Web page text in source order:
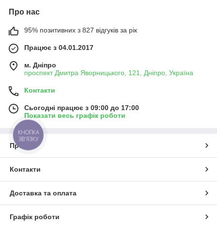
Про нас
95% позитивних з 827 відгуків за рік
Працює з 04.01.2017
м. Дніпро
проспект Дмитра Яворницького, 121, Дніпро, Україна
Контакти
Сьогодні працює з 09:00 до 17:00
Показати весь графік роботи
Про нас
Контакти
Доставка та оплата
Графік роботи
КНОПКА
ЗВ'ЯЗКУ